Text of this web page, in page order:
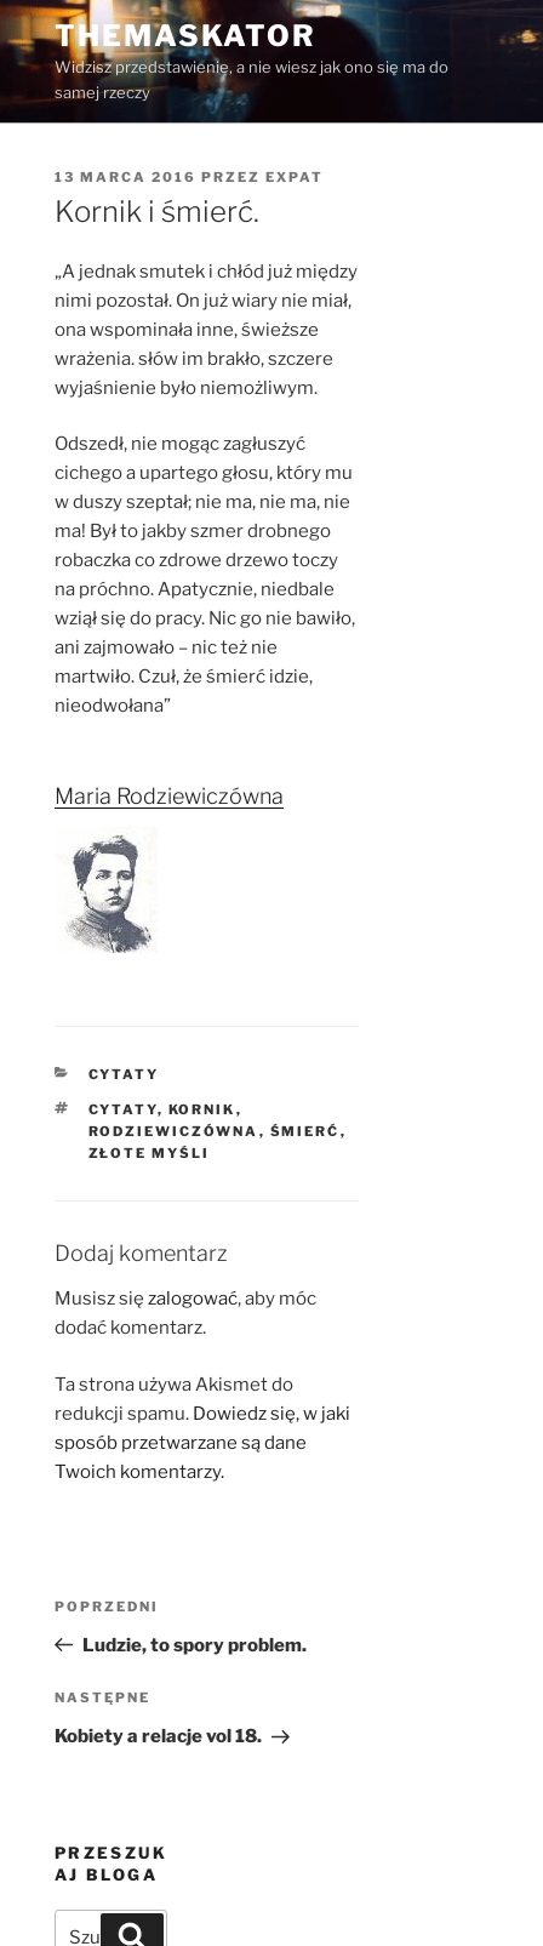
Przejdź
do
treści
THEMASKATOR
Widzisz przedstawienie, a nie wiesz jak ono się ma do
samej rzeczy
OPUBLIKOWANE
W
13 MARCA 2016 PRZEZ EXPAT
Kornik i śmierć.
„A jednak smutek i chłód już między
nimi pozostał. On już wiary nie miał,
ona wspominała inne, świeższe
wrażenia. słów im brakło, szczere
wyjaśnienie było niemożliwym.
Odszedł, nie mogąc zagłuszyć
cichego a upartego głosu, który mu
w duszy szeptał; nie ma, nie ma, nie
ma! Był to jakby szmer drobnego
robaczka co zdrowe drzewo toczy
na próchno. Apatycznie, niedbale
wziął się do pracy. Nic go nie bawiło,
ani zajmowało – nic też nie
martwiło. Czuł, że śmierć idzie,
nieodwołana”
Maria Rodziewiczówna
KATEGORIE
CYTATY
TAGI
CYTATY, KORNIK ,
RODZIEWICZÓWNA , ŚMIERĆ ,
ZŁOTE MYŚLI
Dodaj komentarz
Musisz się zalogować, aby móc
dodać komentarz.
Ta strona używa Akismet do
redukcji spamu. Dowiedz się, w jaki
sposób przetwarzane są dane
Twoich komentarzy.
Poprzedni
wpis
POPRZEDNI
Ludzie, to spory problem.
Następny
wpis
NASTĘPNE
Kobiety a relacje vol 18.
PRZESZUK
AJ BLOGA
Szukaj: